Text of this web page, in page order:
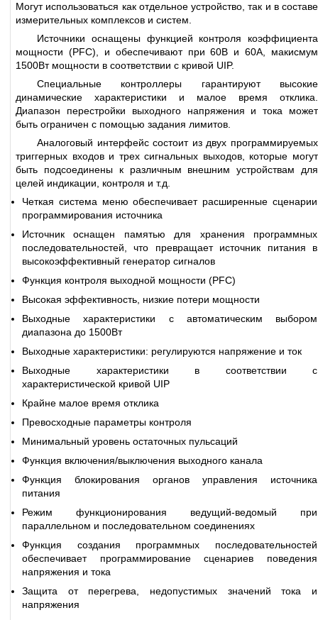
Могут использоваться как отдельное устройство, так и в составе
измерительных комплексов и систем.
Источники оснащены функцией контроля коэффициента
мощности (PFC), и обеспечивают при 60В и 60А, макисмум
1500Вт мощности в соответствии с кривой UIP.
Специальные контроллеры гарантируют высокие
динамические характеристики и малое время отклика.
Диапазон перестройки выходного напряжения и тока может
быть ограничен с помощью задания лимитов.
Аналоговый интерфейс состоит из двух программируемых
триггерных входов и трех сигнальных выходов, которые могут
быть подсоединены к различным внешним устройствам для
целей индикации, контроля и т.д.
Четкая система меню обеспечивает расширенные сценарии
программирования источника
Источник оснащен памятью для хранения программных
последовательностей, что превращает источник питания в
высокоэффективный генератор сигналов
Функция контроля выходной мощности (PFC)
Высокая эффективность, низкие потери мощности
Выходные характеристики с автоматическим выбором
диапазона до 1500Вт
Выходные характеристики: регулируются напряжение и ток
Выходные характеристики в соответствии с
характеристической кривой UIP
Крайне малое время отклика
Превосходные параметры контроля
Минимальный уровень остаточных пульсаций
Функция включения/выключения выходного канала
Функция блокирования органов управления источника
питания
Режим функционирования ведущий-ведомый при
параллельном и последовательном соединениях
Функция создания программных последовательностей
обеспечивает программирование сценариев поведения
напряжения и тока
Защита от перегрева, недопустимых значений тока и
напряжения